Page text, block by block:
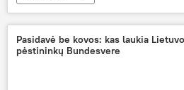
Pasidavė be kovos: kas laukia
pėstininkų Bundesvere